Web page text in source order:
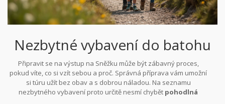
Nezbytné vybavení do batohu
Připravit se na výstup na Sněžku může být zábavný proces,
pokud víte, co si vzít sebou a proč. Správná příprava vám umožní
si túru užít bez obav a s dobrou náladou. Na seznamu
nezbytného vybavení proto určitě nesmí chybět pohodlná